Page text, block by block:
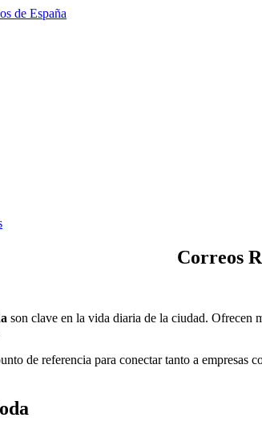
Correos
son clave en la vida diaria de la ciudad. Ofrecen
de referencia para conectar tanto a empresas